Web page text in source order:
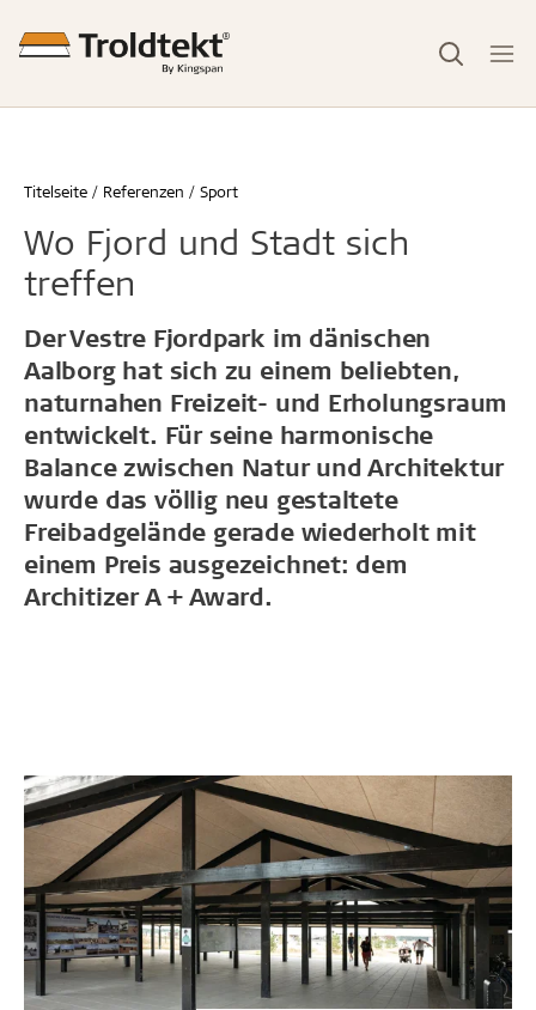
Titelseite Referenzen Sport
Wo Fjord und Stadt sich
treffen
Der Vestre Fjordpark im dänischen
Aalborg hat sich zu einem beliebten,
naturnahen Freizeit- und Erholungsraum
entwickelt. Für seine harmonische
Balance zwischen Natur und Architektur
wurde das völlig neu gestaltete
Freibadgelände gerade wiederholt mit
einem Preis ausgezeichnet: dem
Architizer A + Award.